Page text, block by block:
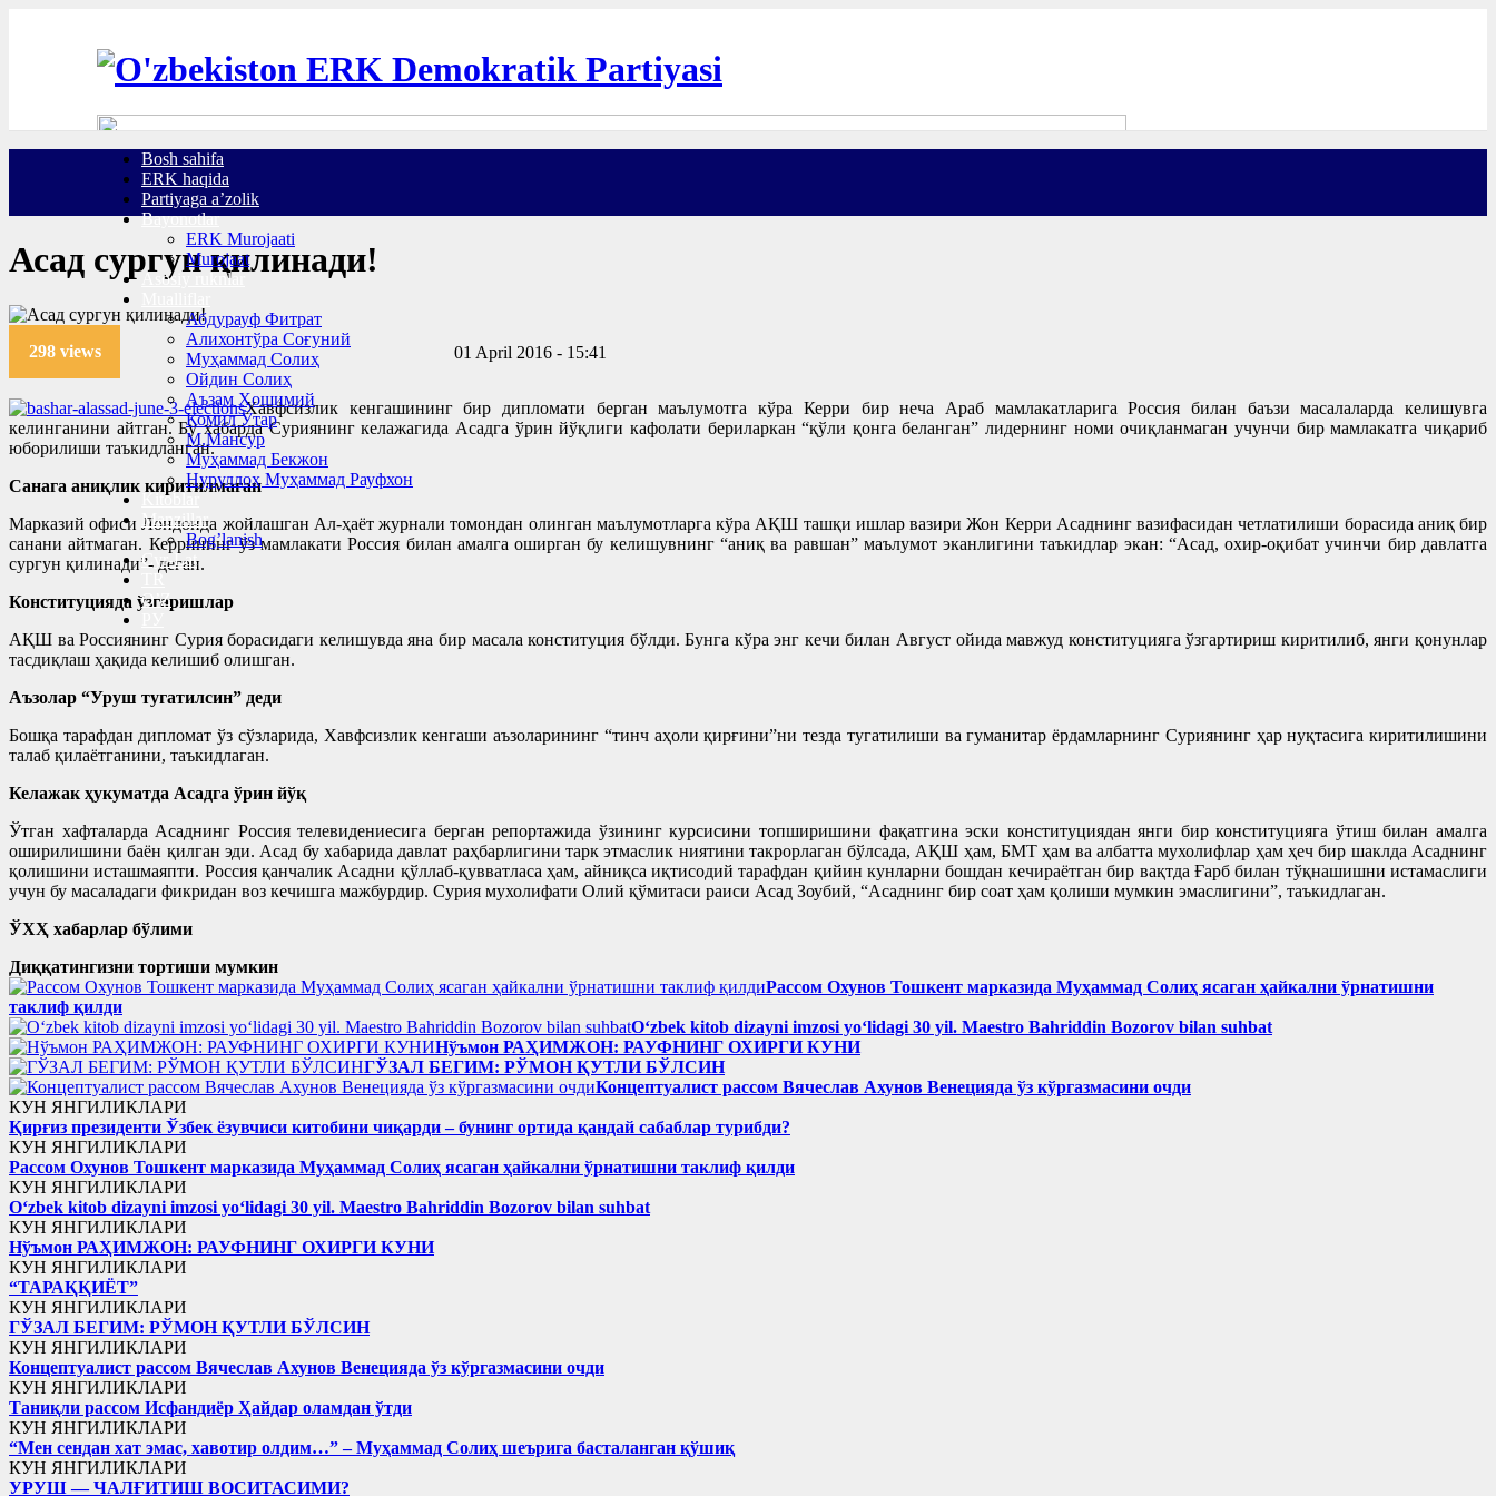
Bosh sahifa
ERK haqida
Partiyaga a’zolik
Bayonotlar
ERK Murojaati
Murojaat
Asosiy ruknlar
Абдурауф Фитрат
Алихонтўра Соғуний
Муҳаммад Солиҳ
Ойдин Солиҳ
Аъзам Ҳошимий
Комил Ўтар
М.Мансур
Муҳаммад Бекжон
Нуруллоҳ Муҳаммад Рауфхон
Kitoblar
Manzillar
Bog’lanish
Cyr-Lat
TR
O’Z
Асад сургун қилинади!
298 views 01 April 2016 - 15:41
Хавфсизлик кенгашининг бир дипломати берган маълумотга кўра Керри бир неча Араб мамлакатларига Россия билан баъзи масалаларда келишувга
келинганини айтган. Бу хабарда Суриянинг келажагида Асадга ўрин йўқлиги кафолати бериларкан “қўли қонга беланган” лидернинг номи очиқланмаган учунчи бир мамлакатга чиқариб
юборилиши таъкидланган.
Санага аниқлик киритилмаган
Марказий офиси Лондонда жойлашган Ал-ҳаёт журнали томондан олинган маълумотларга кўра АҚШ ташқи ишлар вазири Жон Керри Асаднинг вазифасидан четлатилиши борасида аниқ бир
санани айтмаган. Керрининг ўз мамлакати Россия билан амалга оширган бу келишувнинг “аниқ ва равшан” маълумот эканлигини таъкидлар экан: “Асад, охир-оқибат учинчи бир давлатга
сургун қилинади”- деган.
Конституцияда ўзгаришлар
АҚШ ва Россиянинг Сурия борасидаги келишувда яна бир масала конституция бўлди. Бунга кўра энг кечи билан Август ойида мавжуд конституцияга ўзгартириш киритилиб, янги қонунлар
тасдиқлаш ҳақида келишиб олишган.
Аъзолар “Уруш тугатилсин” деди
Бошқа тарафдан дипломат ўз сўзларида, Хавфсизлик кенгаши аъзоларининг “тинч аҳоли қирғини”ни тезда тугатилиши ва гуманитар ёрдамларнинг Суриянинг ҳар нуқтасига киритилишини
талаб қилаётганини, таъкидлаган.
Келажак ҳукуматда Асадга ўрин йўқ
Ўтган хафталарда Асаднинг Россия телевидениесига берган репортажида ўзининг курсисини топширишини фақатгина эски конституциядан янги бир конституцияга ўтиш билан амалга
оширилишини баён қилган эди. Асад бу хабарида давлат раҳбарлигини тарк этмаслик ниятини такрорлаган бўлсада, АҚШ ҳам, БМТ ҳам ва албатта мухолифлар ҳам ҳеч бир шаклда Асаднинг
қолишини исташмаяпти. Россия қанчалик Асадни қўллаб-қувватласа ҳам, айниқса иқтисодий тарафдан қийин кунларни бошдан кечираётган бир вақтда Ғарб билан тўқнашишни истамаслиги
учун бу масаладаги фикридан воз кечишга мажбурдир. Сурия мухолифати Олий қўмитаси раиси Асад Зоубий, “Асаднинг бир соат ҳам қолиши мумкин эмаслигини”, таъкидлаган.
ЎХҲ хабарлар бўлими
Диққатингизни тортиши мумкин
Рассом Охунов Тошкент марказида Муҳаммад Солиҳ яcаган ҳайкални ўрнатишни
таклиф қилди
Oʻzbek kitob dizayni imzosi yoʻlidagi 30 yil. Maestro Bahriddin Bozorov bilan suhbat
Нўъмон РАҲИМЖОН: РАУФНИНГ ОХИРГИ КУНИ
ГЎЗАЛ БЕГИМ: РЎМОН ҚУТЛИ БЎЛСИН
Концептуалист рассом Вячеслав Ахунов Венецияда ўз кўргазмасини очди
КУН ЯНГИЛИКЛАРИ
Қирғиз президенти Ўзбек ёзувчиси китобини чиқарди – бунинг ортида қандай сабаблар турибди?
КУН ЯНГИЛИКЛАРИ
Рассом Охунов Тошкент марказида Муҳаммад Солиҳ яcаган ҳайкални ўрнатишни таклиф қилди
КУН ЯНГИЛИКЛАРИ
Oʻzbek kitob dizayni imzosi yoʻlidagi 30 yil. Maestro Bahriddin Bozorov bilan suhbat
КУН ЯНГИЛИКЛАРИ
Нўъмон РАҲИМЖОН: РАУФНИНГ ОХИРГИ КУНИ
КУН ЯНГИЛИКЛАРИ
“ТАРАҚҚИЁТ”
КУН ЯНГИЛИКЛАРИ
ГЎЗАЛ БЕГИМ: РЎМОН ҚУТЛИ БЎЛСИН
КУН ЯНГИЛИКЛАРИ
Концептуалист рассом Вячеслав Ахунов Венецияда ўз кўргазмасини очди
КУН ЯНГИЛИКЛАРИ
Таниқли рассом Исфандиёр Ҳайдар оламдан ўтди
КУН ЯНГИЛИКЛАРИ
“Мен сендан хат эмас, хавотир олдим…” – Муҳаммад Солиҳ шеърига басталанган қўшиқ
КУН ЯНГИЛИКЛАРИ
УРУШ — ЧАЛҒИТИШ ВОСИТАСИМИ?